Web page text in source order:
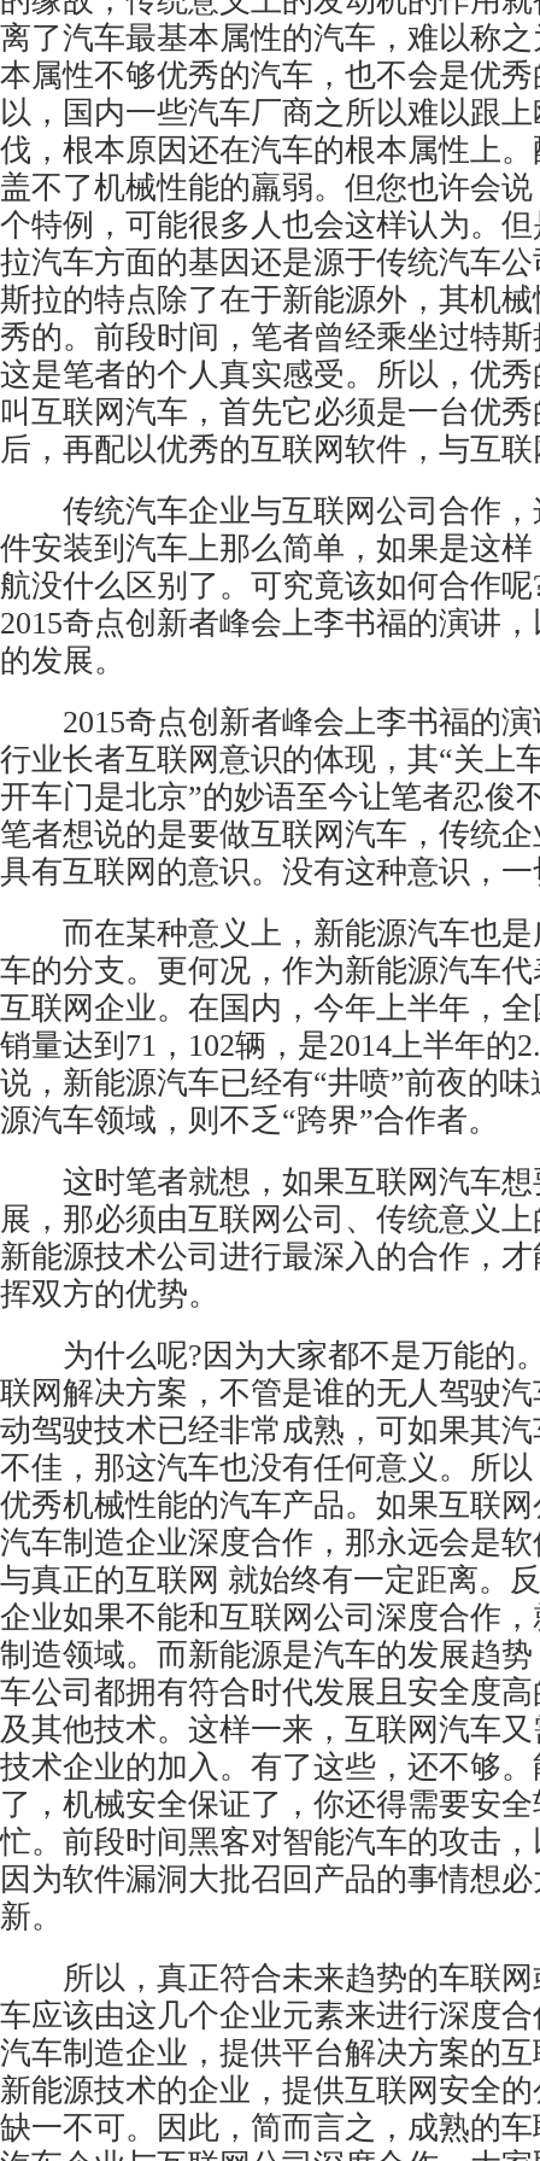
离了汽车最基本属性的汽车，难以称
本属性不够优秀的汽车，也不会是优
以，国内一些汽车厂商之所以难以跟
伐，根本原因还在汽车的根本属性上
盖不了机械性能的羸弱。但您也许会
个特例，可能很多人也会这样认为。
拉汽车方面的基因还是源于传统汽车
斯拉的特点除了在于新能源外，其机
秀的。前段时间，笔者曾经乘坐过特
这是笔者的个人真实感受。所以，优
叫互联网汽车，首先它必须是一台优
后，再配以优秀的互联网软件，与互
传统汽车企业与互联网公司合作，
件安装到汽车上那么简单，如果是这
航没什么区别了。可究竟该如何合作
2015奇点创新者峰会上李书福的演讲
的发展。
2015奇点创新者峰会上李书福的演
行业长者互联网意识的体现，其“关上
开车门是北京”的妙语至今让笔者忍俊
笔者想说的是要做互联网汽车，传统
具有互联网的意识。没有这种意识，
而在某种意义上，新能源汽车也是
车的分支。更何况，作为新能源汽车
互联网企业。在国内，今年上半年，
销量达到71，102辆，是2014上半年的
说，新能源汽车已经有“井喷”前夜的
源汽车领域，则不乏“跨界”合作者。
这时笔者就想，如果互联网汽车想
展，那必须由互联网公司、传统意义
新能源技术公司进行最深入的合作，
挥双方的优势。
为什么呢?因为大家都不是万能的
联网解决方案，不管是谁的无人驾驶
动驾驶技术已经非常成熟，可如果其
不佳，那这汽车也没有任何意义。所
优秀机械性能的汽车产品。如果互联
汽车制造企业深度合作，那永远会是
与真正的互联网 就始终有一定距离。
企业如果不能和互联网公司深度合作
制造领域。而新能源是汽车的发展趋
车公司都拥有符合时代发展且安全度
及其他技术。这样一来，互联网汽车
技术企业的加入。有了这些，还不够
了，机械安全保证了，你还得需要安
忙。前段时间黑客对智能汽车的攻击
因为软件漏洞大批召回产品的事情想
新。
所以，真正符合未来趋势的车联网
车应该由这几个企业元素来进行深度
汽车制造企业，提供平台解决方案的
新能源技术的企业，提供互联网安全
缺一不可。因此，简而言之，成熟的